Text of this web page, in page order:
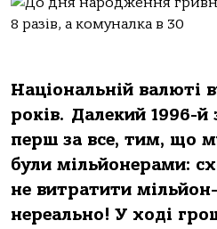
Національній валюті
років. Далекий 1996-й
перш за все, тим, що
були мільйонерами:
не витратити
нереально! У ході